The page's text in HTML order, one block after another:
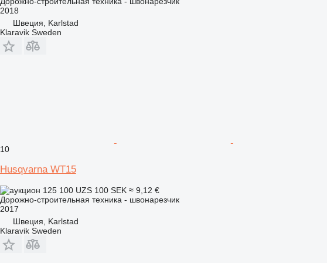
2018
Швеция, Karlstad
Klaravik Sweden
10
Husqvarna WT15
125 100 UZS 100 SEK ≈ 9,12 €
Дорожно-строительная техника - швонарезчик
2017
Швеция, Karlstad
Klaravik Sweden